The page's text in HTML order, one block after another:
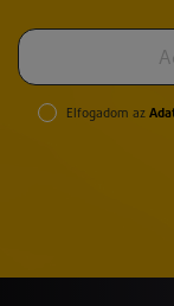
Elfogadom az